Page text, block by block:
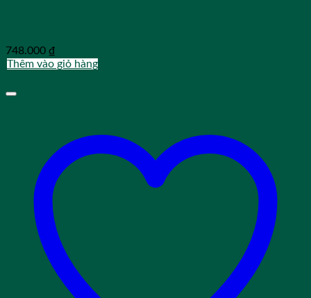
748.000 ₫
Thêm vào giỏ hàng